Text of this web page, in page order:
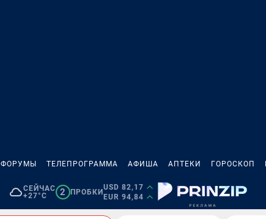
ФОРУМЫ ТЕЛЕПРОГРАММА АФИША АПТЕКИ ГОРОСКОП
СЕЙЧАС
+27°C
2 ПРОБКИ
USD 82,17
EUR 94,84